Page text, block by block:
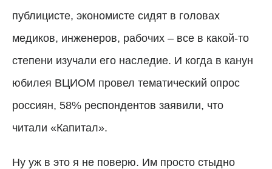
публицисте, экономисте сидят в головах
медиков, инженеров, рабочих – все в какой-то
степени изучали его наследие. И когда в канун
юбилея ВЦИОМ провел тематический опрос
россиян, 58% респондентов заявили, что
читали «Капитал».
Ну уж в это я не поверю. Им просто стыдно